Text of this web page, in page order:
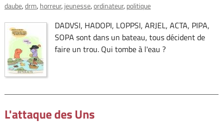
daube drm horreur jeunesse ordinateur politique
DADVSI, HADOPI, LOPPSI, ARJEL, ACTA, PIPA,
SOPA sont dans un bateau, tous décident de
faire un trou. Qui tombe à l'eau ?
L'attaque des Uns